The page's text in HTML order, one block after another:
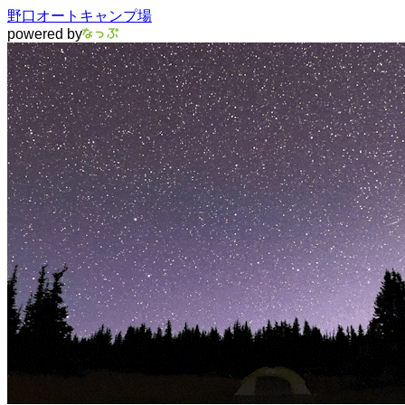
野口オートキャンプ場
powered by